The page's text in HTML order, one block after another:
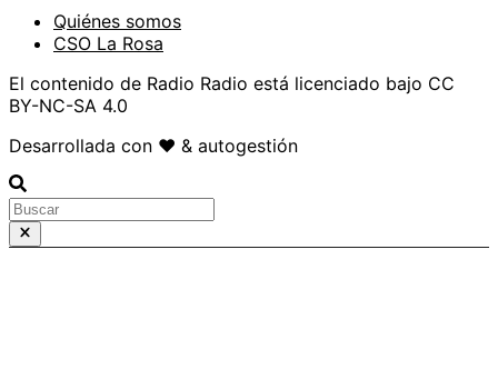
Quiénes somos
CSO La Rosa
El contenido de Radio Radio está licenciado bajo CC
BY-NC-SA 4.0
Desarrollada con ❤️ & autogestión